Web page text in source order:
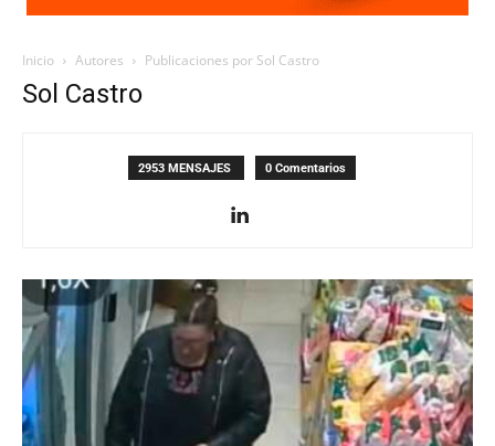
Inicio Autores Publicaciones por Sol Castro
Sol Castro
2953 MENSAJES 0 Comentarios